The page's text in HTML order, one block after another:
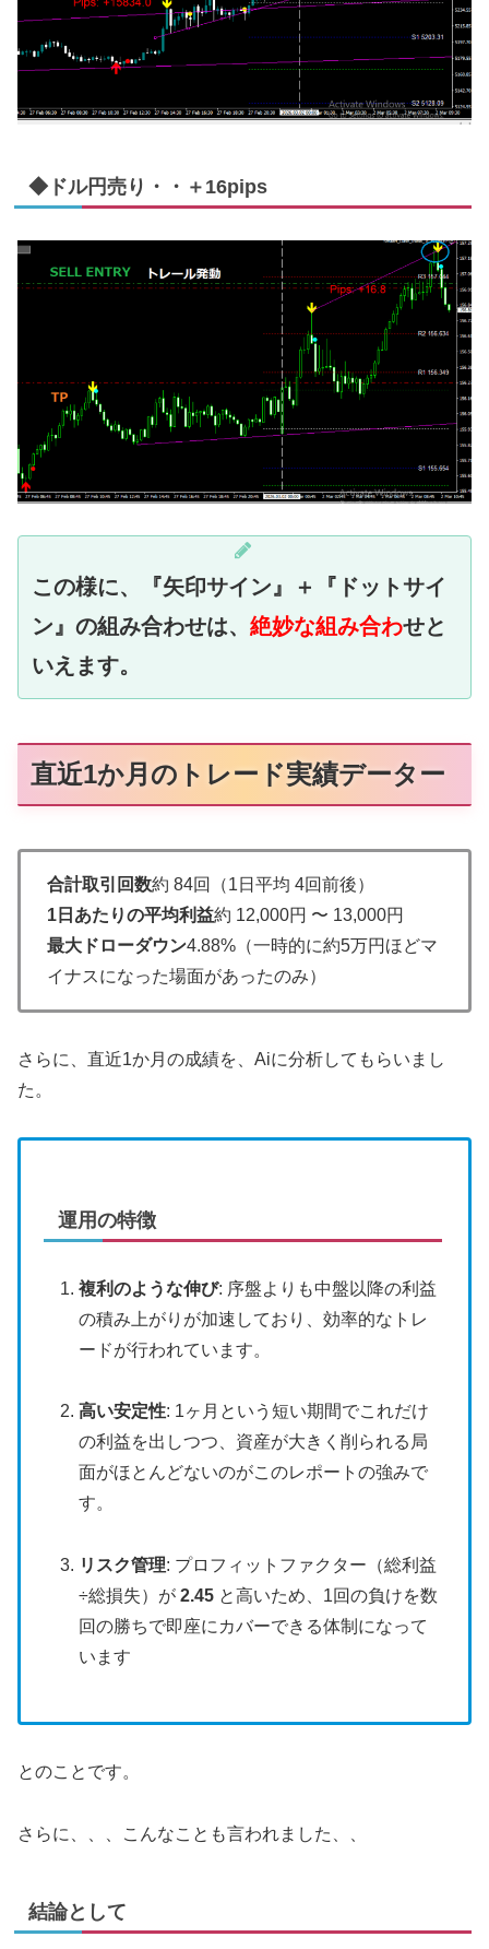
◆ドル円売り・・＋16pips
この様に、『矢印サイン』＋『ドットサイ
ン』の組み合わせは、 絶妙な組み合わせと
いえます。
直近1か月のトレード実績データー
合計取引回数約 84回（1日平均 4回前後）
1日あたりの平均利益約 12,000円 〜 13,000円
最大ドローダウン4.88%（一時的に約5万円ほどマ
イナスになった場面があったのみ）
さらに、直近1か月の成績を、Aiに分析してもらいまし
た。
運用の特徴
複利のような伸び: 序盤よりも中盤以降の利益
の積み上がりが加速しており、効率的なトレ
ードが行われています。
高い安定性: 1ヶ月という短い期間でこれだけ
の利益を出しつつ、資産が大きく削られる局
面がほとんどないのがこのレポートの強みで
す。
リスク管理: プロフィットファクター（総利益
÷総損失）が2.45 と高いため、1回の負けを数
回の勝ちで即座にカバーできる体制になって
います
とのことです。
さらに、、、こんなことも言われました、、
結論として